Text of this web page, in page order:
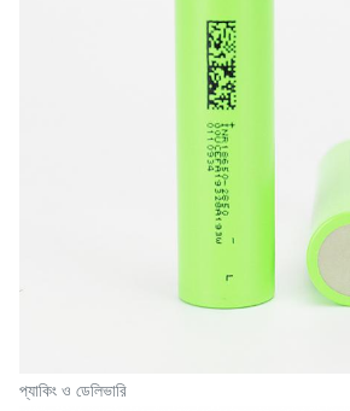
প্যাকিং ও ডেলিভারি